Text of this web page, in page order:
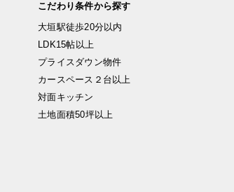
こだわり条件から探す
大垣駅徒歩20分以内
LDK15帖以上
プライスダウン物件
カースペース２台以上
対面キッチン
土地面積50坪以上